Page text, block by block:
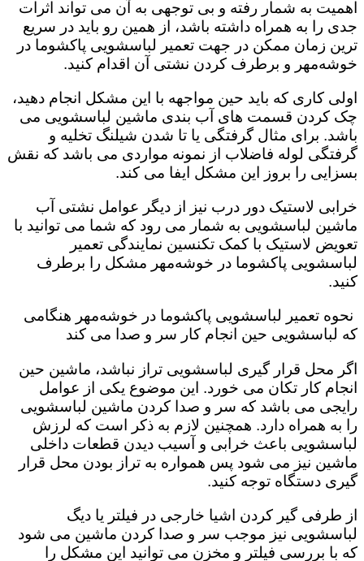
اهمیت به شمار رفته و بی توجهی به آن می تواند اثرات
جدی را به همراه داشته باشد، از همین رو باید در سریع
ترین زمان ممکن در جهت تعمیر لباسشویی پاکشوما در
خوشه‌مهر و برطرف کردن نشتی آن اقدام کنید.
اولی کاری که باید حین مواجهه با این مشکل انجام دهید،
چک کردن قسمت های آب بندی ماشین لباسشویی می
باشد. برای مثال گرفتگی یا تا شدن شیلنگ تخلیه و
گرفتگی لوله فاضلاب از نمونه مواردی می باشد که نقش
بسزایی را بروز این مشکل ایفا می کند‌‌.
خرابی لاستیک دور درب نیز از دیگر عوامل نشتی آب
ماشین لباسشویی به شمار می رود که شما می توانید با
تعویض لاستیک با کمک تکنسین نمایندگی تعمیر
لباسشویی پاکشوما در خوشه‌مهر مشکل را برطرف
کنید.
نحوه تعمیر لباسشویی پاکشوما در خوشه‌مهر هنگامی
که لباسشویی حین انجام کار سر و صدا می کند
اگر محل قرار گیری لباسشویی تراز نباشد، ماشین حین
انجام کار تکان می خورد‌. این موضوع یکی از عوامل
رایجی می باشد که سر و صدا کردن ماشین لباسشویی
را به همراه دارد. همچنین لازم به ذکر است که لرزش
لباسشویی باعث خرابی و آسیب دیدن قطعات داخلی
ماشین نیز می شود پس همواره به تراز بودن محل قرار
گیری دستگاه توجه کنید.
از طرفی گیر کردن اشیا خارجی در فیلتر یا دیگ
لباسشویی نیز موجب سر و صدا کردن ماشین می شود
که با بررسی فیلتر و مخزن می توانید این مشکل را